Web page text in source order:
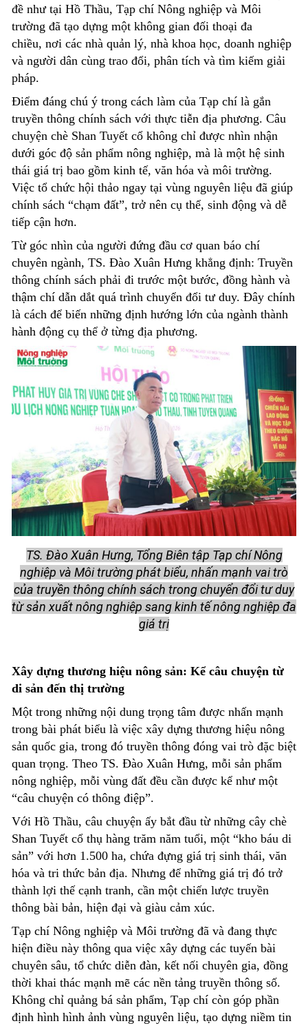
đề như tại Hồ Thầu, Tạp chí Nông nghiệp và Môi
trường đã tạo dựng một không gian đối thoại đa
chiều, nơi các nhà quản lý, nhà khoa học, doanh nghiệp
và người dân cùng trao đổi, phân tích và tìm kiếm giải
pháp.
Điểm đáng chú ý trong cách làm của Tạp chí là gắn
truyền thông chính sách với thực tiễn địa phương. Câu
chuyện chè Shan Tuyết cổ không chỉ được nhìn nhận
dưới góc độ sản phẩm nông nghiệp, mà là một hệ sinh
thái giá trị bao gồm kinh tế, văn hóa và môi trường.
Việc tổ chức hội thảo ngay tại vùng nguyên liệu đã giúp
chính sách “chạm đất”, trở nên cụ thể, sinh động và dễ
tiếp cận hơn.
Từ góc nhìn của người đứng đầu cơ quan báo chí
chuyên ngành, TS. Đào Xuân Hưng khẳng định: Truyền
thông chính sách phải đi trước một bước, đồng hành và
thậm chí dẫn dắt quá trình chuyển đổi tư duy. Đây chính
là cách để biến những định hướng lớn của ngành thành
hành động cụ thể ở từng địa phương.
TS. Đào Xuân Hưng, Tổng Biên tập Tạp chí Nông
nghiệp và Môi trường phát biểu, nhấn mạnh vai trò
của truyền thông chính sách trong chuyển đổi tư duy
từ sản xuất nông nghiệp sang kinh tế nông nghiệp đa
giá trị
Xây dựng thương hiệu nông sản: Kể câu chuyện từ
di sản đến thị trường
Một trong những nội dung trọng tâm được nhấn mạnh
trong bài phát biểu là việc xây dựng thương hiệu nông
sản quốc gia, trong đó truyền thông đóng vai trò đặc biệt
quan trọng. Theo TS. Đào Xuân Hưng, mỗi sản phẩm
nông nghiệp, mỗi vùng đất đều cần được kể như một
“câu chuyện có thông điệp”.
Với Hồ Thầu, câu chuyện ấy bắt đầu từ những cây chè
Shan Tuyết cổ thụ hàng trăm năm tuổi, một “kho báu di
sản” với hơn 1.500 ha, chứa đựng giá trị sinh thái, văn
hóa và tri thức bản địa. Nhưng để những giá trị đó trở
thành lợi thế cạnh tranh, cần một chiến lược truyền
thông bài bản, hiện đại và giàu cảm xúc.
Tạp chí Nông nghiệp và Môi trường đã và đang thực
hiện điều này thông qua việc xây dựng các tuyến bài
chuyên sâu, tổ chức diễn đàn, kết nối chuyên gia, đồng
thời khai thác mạnh mẽ các nền tảng truyền thông số.
Không chỉ quảng bá sản phẩm, Tạp chí còn góp phần
định hình hình ảnh vùng nguyên liệu, tạo dựng niềm tin